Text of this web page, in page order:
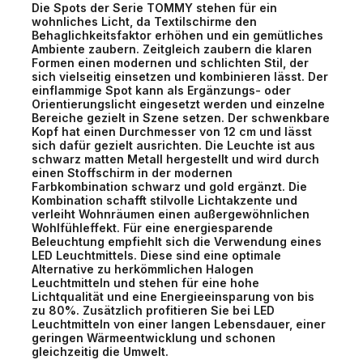
Die Spots der Serie TOMMY stehen für ein
wohnliches Licht, da Textilschirme den
Behaglichkeitsfaktor erhöhen und ein gemütliches
Ambiente zaubern. Zeitgleich zaubern die klaren
Formen einen modernen und schlichten Stil, der
sich vielseitig einsetzen und kombinieren lässt. Der
einflammige Spot kann als Ergänzungs- oder
Orientierungslicht eingesetzt werden und einzelne
Bereiche gezielt in Szene setzen. Der schwenkbare
Kopf hat einen Durchmesser von 12 cm und lässt
sich dafür gezielt ausrichten. Die Leuchte ist aus
schwarz matten Metall hergestellt und wird durch
einen Stoffschirm in der modernen
Farbkombination schwarz und gold ergänzt. Die
Kombination schafft stilvolle Lichtakzente und
verleiht Wohnräumen einen außergewöhnlichen
Wohlfühleffekt. Für eine energiesparende
Beleuchtung empfiehlt sich die Verwendung eines
LED Leuchtmittels. Diese sind eine optimale
Alternative zu herkömmlichen Halogen
Leuchtmitteln und stehen für eine hohe
Lichtqualität und eine Energieeinsparung von bis
zu 80%. Zusätzlich profitieren Sie bei LED
Leuchtmitteln von einer langen Lebensdauer, einer
geringen Wärmeentwicklung und schonen
gleichzeitig die Umwelt.